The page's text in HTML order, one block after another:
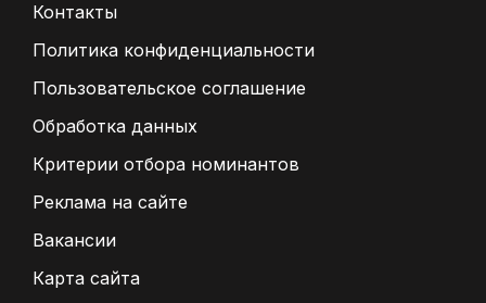
Контакты
Политика конфиденциальности
Пользовательское соглашение
Обработка данных
Критерии отбора номинантов
Реклама на сайте
Вакансии
Карта сайта